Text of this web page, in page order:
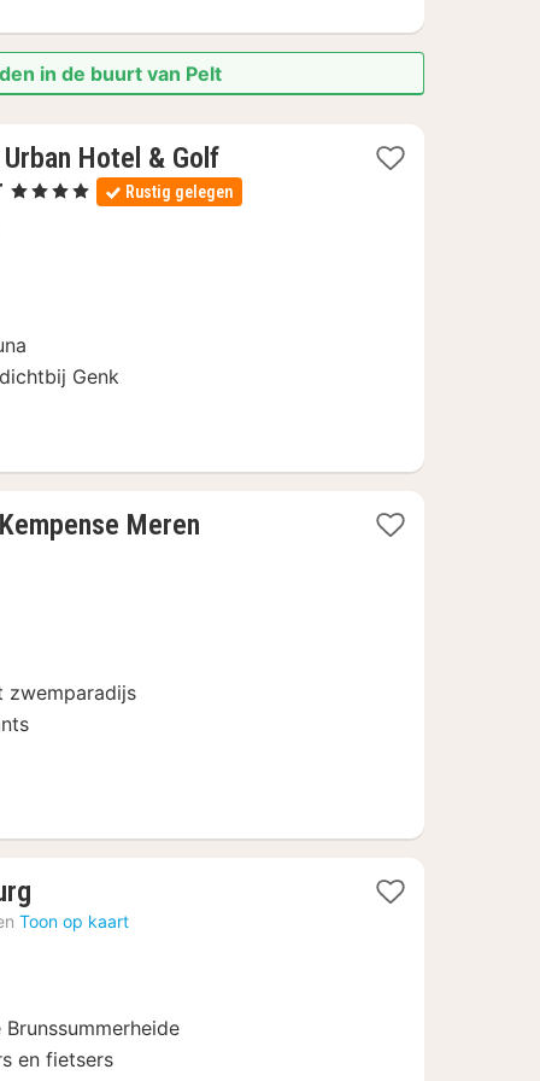
in de buurt van Pelt
Hotel & Golf
1
, 4 Sterren Rustig gelegen
Genk
Meren
zwemparadijs
nacht
Toon op kaart
en fietsers